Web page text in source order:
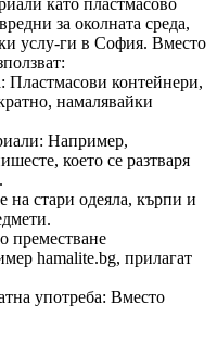
като пластмасово
за околната среда,
услу-ги в София. Вместо
Пластмасови контейнери,
намалявайки
Например,
което се разтваря
на стари одеяла, кърпи и
преместване
hamalite.bg, прилагат
употреба: Вместо